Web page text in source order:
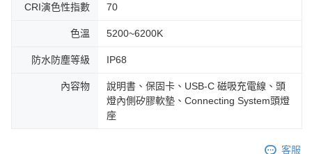
CRI演色性指數 70
色溫 5200~6200K
防水防塵等級 IP68
內容物
說明書、保固卡、USB-C 磁吸充電線、頭
燈內側矽膠軟墊、Connecting System頭燈
座
客服